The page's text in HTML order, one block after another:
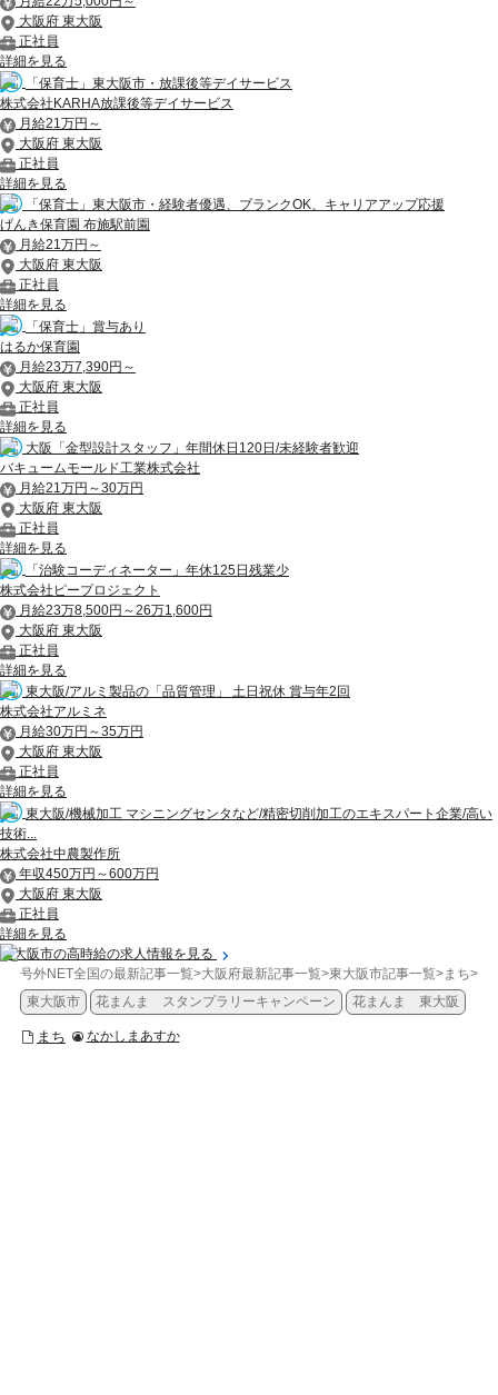
大阪府 東大阪
正社員
詳細を見る
「保育士」東大阪市・放課後等デイサービス
株式会社KARHA放課後等デイサービス
月給21万円～
大阪府 東大阪
正社員
詳細を見る
「保育士」東大阪市・経験者優遇、ブランクOK、キャリアアップ応援
げんき保育園 布施駅前園
月給21万円～
大阪府 東大阪
正社員
詳細を見る
「保育士」賞与あり
はるか保育園
月給23万7,390円～
大阪府 東大阪
正社員
詳細を見る
大阪「金型設計スタッフ」年間休日120日/未経験者歓迎
バキュームモールド工業株式会社
月給21万円～30万円
大阪府 東大阪
正社員
詳細を見る
「治験コーディネーター」年休125日残業少
株式会社ピープロジェクト
月給23万8,500円～26万1,600円
大阪府 東大阪
正社員
詳細を見る
東大阪/アルミ製品の「品質管理」 土日祝休 賞与年2回
株式会社アルミネ
月給30万円～35万円
大阪府 東大阪
正社員
詳細を見る
東大阪/機械加工 マシニングセンタなど/精密切削加工のエキスパート企業/高い
技術...
株式会社中農製作所
年収450万円～600万円
大阪府 東大阪
正社員
詳細を見る
東大阪市の高時給の求人情報を見る
号外NET全国の最新記事一覧>大阪府最新記事一覧>東大阪市記事一覧>まち>【
東大阪市
花まんま スタンプラリーキャンペーン 花まんま 東大阪
まち なかしまあすか